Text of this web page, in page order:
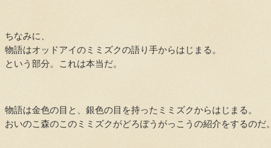
ちなみに、
物語はオッドアイのミミズクの語り手からはじまる。
という部分。これは本当だ。
物語は金色の目と、銀色の目を持ったミミズクからはじまる。
おいのこ森のこのミミズクがどろぼうがっこうの紹介をするのだ。